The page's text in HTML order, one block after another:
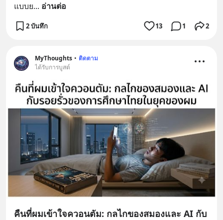
แบบย... อ่านต่อ
2 บันทึก 13 1 2
MyThoughts • ติดตาม
ได้รับการบูสต์
คืนที่ผมเข้าใจควอนตัม: กลไกของสมองและ AI กับ